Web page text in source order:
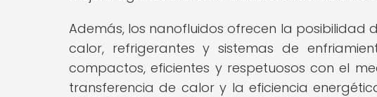
Además, los nanofluidos ofrecen la posibilidad
calor, refrigerantes y sistemas de
compactos, eficientes y respetuosos con el
transferencia de calor y la eficiencia